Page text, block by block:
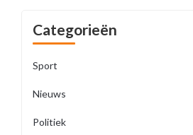
Categorieën
Sport
Nieuws
Politiek